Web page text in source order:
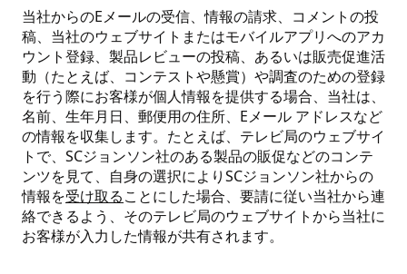
当社からのEメールの受信、情報の請求、コメントの投
稿、当社のウェブサイトまたはモバイルアプリへのアカ
ウント登録、製品レビューの投稿、あるいは販売促進活
動（たとえば、コンテストや懸賞）や調査のための登録
を行う際にお客様が個人情報を提供する場合、当社は、
名前、生年月日、郵便用の住所、Eメール アドレスなど
の情報を収集します。たとえば、テレビ局のウェブサイ
トで、SCジョンソン社のある製品の販促などのコンテ
ンツを見て、自身の選択によりSCジョンソン社からの
情報を受け取ることにした場合、要請に従い当社から連
絡できるよう、そのテレビ局のウェブサイトから当社に
お客様が入力した情報が共有されます。